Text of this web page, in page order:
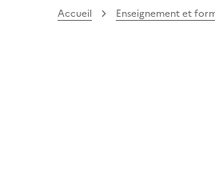
Accueil Enseignement et